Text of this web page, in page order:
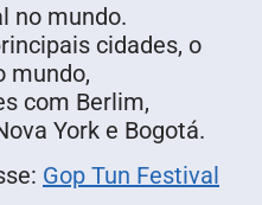
no mundo.
cidades, o
mundo,
com Berlim,
York e Bogotá.
Gop Tun Festival